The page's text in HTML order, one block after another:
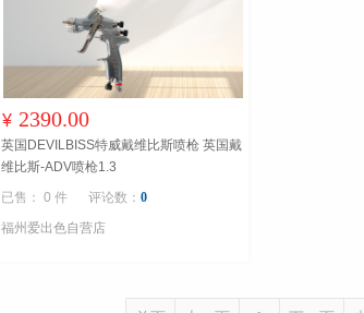
¥ 2390.00
英国DEVILBISS特威戴维比斯喷枪 英国戴
维比斯-ADV喷枪1.3
已售： 0 件
评论数： 0
福州爱出色自营店